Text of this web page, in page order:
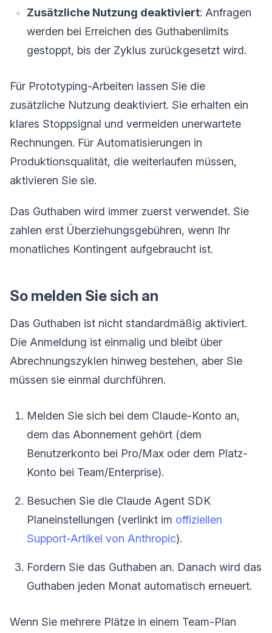
Zusätzliche Nutzung deaktiviert: Anfragen
werden bei Erreichen des Guthabenlimits
gestoppt, bis der Zyklus zurückgesetzt wird.
Für Prototyping-Arbeiten lassen Sie die
zusätzliche Nutzung deaktiviert. Sie erhalten ein
klares Stoppsignal und vermeiden unerwartete
Rechnungen. Für Automatisierungen in
Produktionsqualität, die weiterlaufen müssen,
aktivieren Sie sie.
Das Guthaben wird immer zuerst verwendet. Sie
zahlen erst Überziehungsgebühren, wenn Ihr
monatliches Kontingent aufgebraucht ist.
So melden Sie sich an
Das Guthaben ist nicht standardmäßig aktiviert.
Die Anmeldung ist einmalig und bleibt über
Abrechnungszyklen hinweg bestehen, aber Sie
müssen sie einmal durchführen.
Melden Sie sich bei dem Claude-Konto an,
dem das Abonnement gehört (dem
Benutzerkonto bei Pro/Max oder dem Platz-
Konto bei Team/Enterprise).
Besuchen Sie die Claude Agent SDK
Planeinstellungen (verlinkt im offiziellen
Support-Artikel von Anthropic).
Fordern Sie das Guthaben an. Danach wird das
Guthaben jeden Monat automatisch erneuert.
Wenn Sie mehrere Plätze in einem Team-Plan